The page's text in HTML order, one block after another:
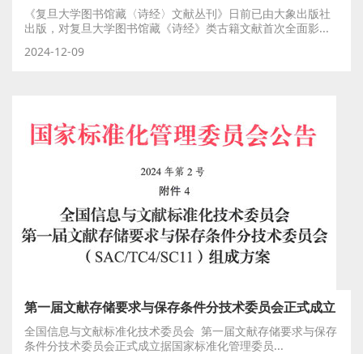
《复旦大学图书馆藏〈诗经〉文献丛刊》日前已由大象出版社
出版，对复旦大学图书馆藏《诗经》类古籍文献首次全面影...
2024-12-09
第一届文献存储要求与保存条件分技术委员会正式成立
全国信息与文献标准化技术委员会 第一届文献存储要求与保存
条件分技术委员会正式成立据国家标准化管理委员...